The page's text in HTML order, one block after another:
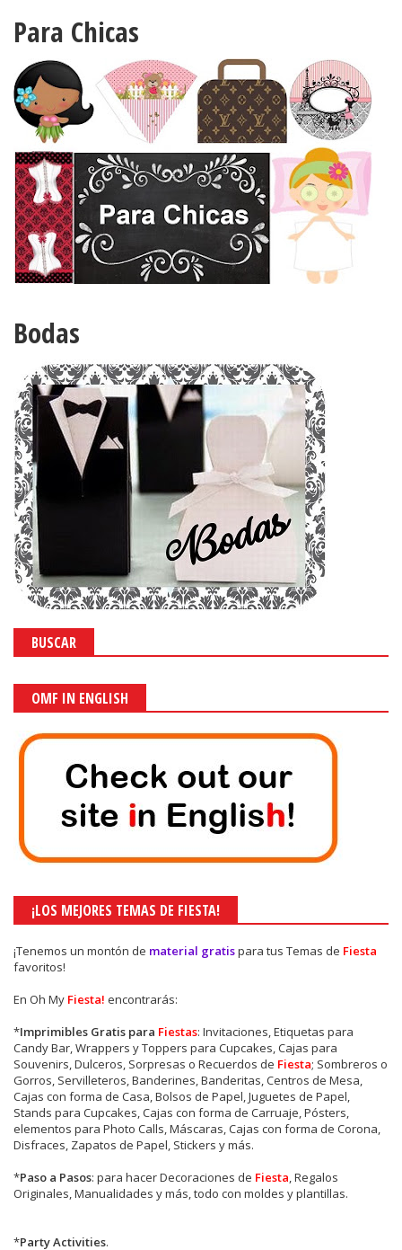
Para Chicas
Bodas
BUSCAR
OMF IN ENGLISH
¡LOS MEJORES TEMAS DE FIESTA!
¡Tenemos un montón de material gratispara tus Temas de Fiesta
favoritos!
En Oh My Fiesta! encontrarás:
*Imprimibles Gratis para Fiestas: Invitaciones, Etiquetas para
Candy Bar, Wrappers y Toppers para Cupcakes, Cajas para
Souvenirs, Dulceros, Sorpresas o Recuerdos de Fiesta; Sombreros o
Gorros, Servilleteros, Banderines, Banderitas, Centros de Mesa,
Cajas con forma de Casa, Bolsos de Papel, Juguetes de Papel,
Stands para Cupcakes, Cajas con forma de Carruaje, Pósters,
elementos para Photo Calls, Máscaras, Cajas con forma de Corona,
Disfraces, Zapatos de Papel, Stickers y más.
*Paso a Pasos: para hacer Decoraciones de Fiesta, Regalos
Originales, Manualidades y más, todo con moldes y plantillas.
*Party Activities.